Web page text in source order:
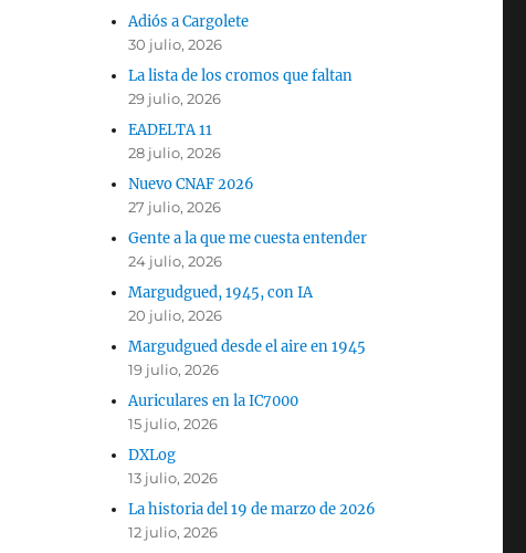
Adiós a Cargolete
30 julio, 2026
La lista de los cromos que faltan
29 julio, 2026
EADELTA 11
28 julio, 2026
Nuevo CNAF 2026
27 julio, 2026
Gente a la que me cuesta entender
24 julio, 2026
Margudgued, 1945, con IA
20 julio, 2026
Margudgued desde el aire en 1945
19 julio, 2026
Auriculares en la IC7000
15 julio, 2026
DXLog
13 julio, 2026
La historia del 19 de marzo de 2026
12 julio, 2026